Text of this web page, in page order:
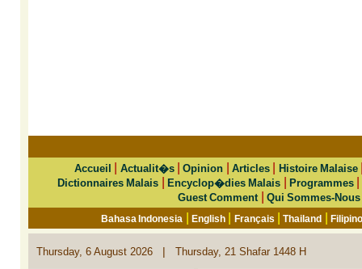
Accueil Actualit�s|Opinion Articles| Histoire Malaise
Dictionnaires Malais |Encyclop�dies Malais |Programmes
Guest Comment Qui Sommes-Nous
Bahasa Indonesia |English Français |Thailand |
Thursday, 6 August 2026 | Thursday, 21 Shafar 1448 H